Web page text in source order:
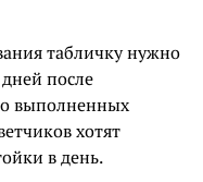
табличку нужно
после
выполненных
хотят
в день.